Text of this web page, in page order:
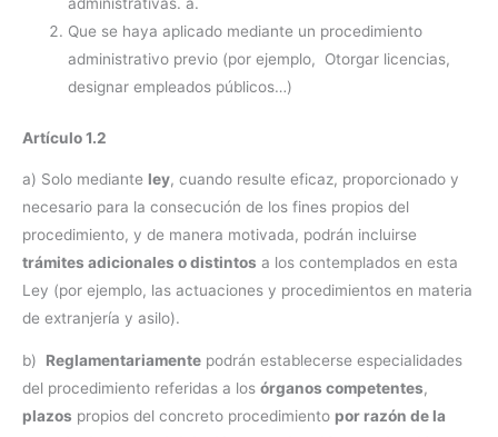
administrativas. a.
Que se haya aplicado mediante un procedimiento
administrativo previo (por ejemplo, Otorgar licencias,
designar empleados públicos…)
Artículo 1.2
a) Solo mediante ley, cuando resulte eficaz, proporcionado y
necesario para la consecución de los fines propios del
procedimiento, y de manera motivada, podrán incluirse
trámites adicionales o distintos a los contemplados en esta
Ley (por ejemplo, las actuaciones y procedimientos en materia
de extranjería y asilo).
b) Reglamentariamente podrán establecerse especialidades
del procedimiento referidas a los órganos competentes,
plazos propios del concreto procedimiento por razón de la